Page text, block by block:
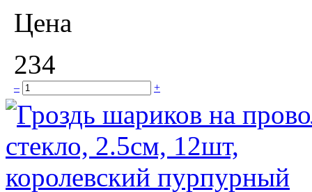
Цена
234
– +